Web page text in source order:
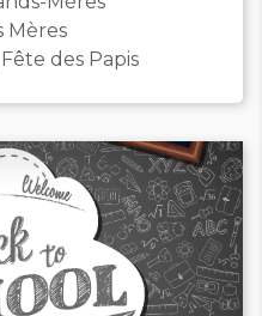
Mères
des Papis